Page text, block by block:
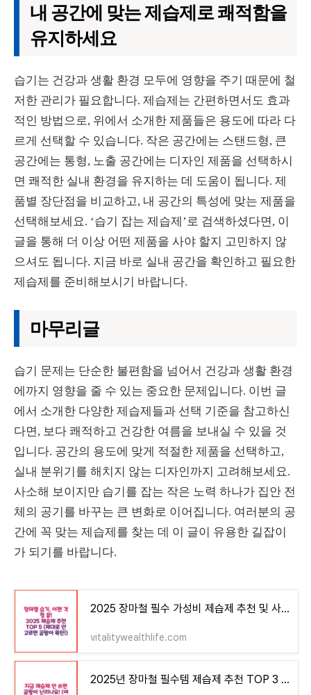
내 공간에 맞는 제습제로 쾌적함을
유지하세요
습기는 건강과 생활 환경 모두에 영향을 주기 때문에 철
저한 관리가 필요합니다. 제습제는 간편하면서도 효과
적인 방법으로, 위에서 소개한 제품들은 용도에 따라 다
르게 선택할 수 있습니다. 작은 공간에는 스탠드형, 큰
공간에는 통형, 노출 공간에는 디자인 제품을 선택하시
면 쾌적한 실내 환경을 유지하는 데 도움이 됩니다. 제
품별 장단점을 비교하고, 내 공간의 특성에 맞는 제품을
선택해보세요. ‘습기 잡는 제습제’로 검색하셨다면, 이
글을 통해 더 이상 어떤 제품을 사야 할지 고민하지 않
으셔도 됩니다. 지금 바로 실내 공간을 확인하고 필요한
제습제를 준비해보시기 바랍니다.
마무리글
습기 문제는 단순한 불편함을 넘어서 건강과 생활 환경
에까지 영향을 줄 수 있는 중요한 문제입니다. 이번 글
에서 소개한 다양한 제습제들과 선택 기준을 참고하신
다면, 보다 쾌적하고 건강한 여름을 보내실 수 있을 것
입니다. 공간의 용도에 맞게 적절한 제품을 선택하고,
실내 분위기를 해치지 않는 디자인까지 고려해보세요.
사소해 보이지만 습기를 잡는 작은 노력 하나가 집안 전
체의 공기를 바꾸는 큰 변화로 이어집니다. 여러분의 공
간에 꼭 맞는 제습제를 찾는 데 이 글이 유용한 길잡이
가 되기를 바랍니다.
2025 장마철 필수 가성비 제습제 추천 및 사용법 안내 습기 제거와 곰팡이 방지
vitalitywealthlife.com
2025년 장마철 필수템 제습제 추천 TOP 3 실내 습기 제거와 곰팡이 방지를 위한 사용 후기 총정리